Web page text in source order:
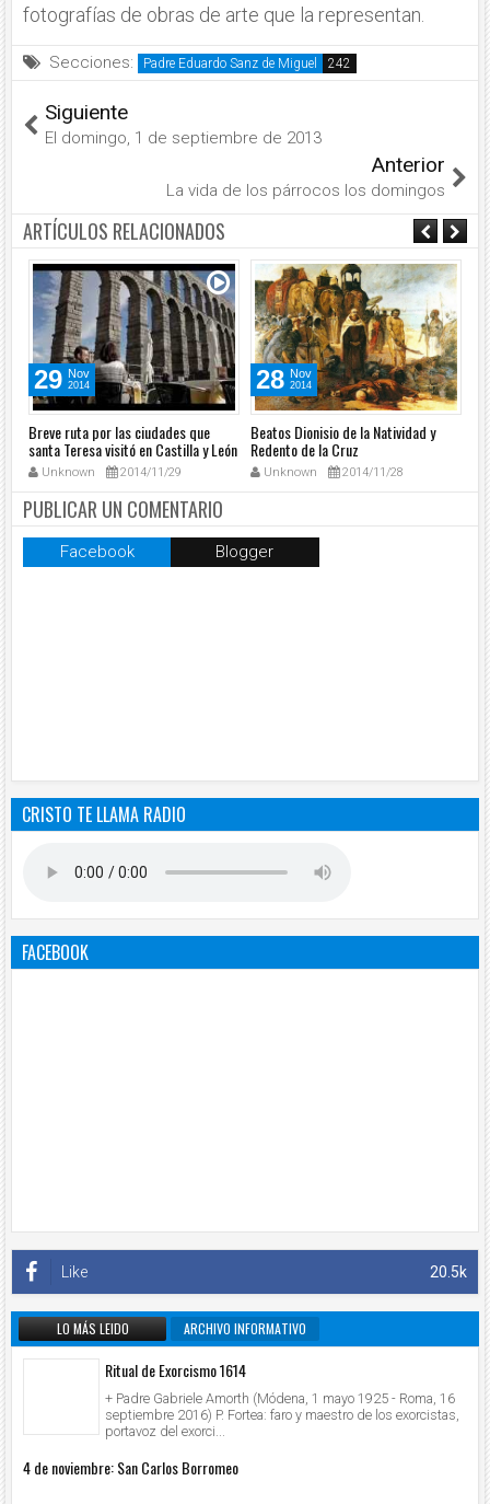
fotografías de obras de arte que la representan.
Secciones: Padre Eduardo Sanz de Miguel
Siguiente
El domingo, 1 de septiembre de 2013
Anterior
La vida de los párrocos los domingos
ARTÍCULOS RELACIONADOS
29 Nov
2014
Breve ruta por las ciudades que
santa Teresa visitó en Castilla y León
Unknown 2014/11/29
28 Nov
2014
Beatos Dionisio de la Natividad y
Redento de la Cruz
Unknown 2014/11/28
PUBLICAR UN COMENTARIO
Facebook Blogger
CRISTO TE LLAMA RADIO
FACEBOOK
20.5k
Like
LO MÁS LEIDO ARCHIVO INFORMATIVO
Ritual de Exorcismo 1614
+ Padre Gabriele Amorth (Módena, 1 mayo 1925 - Roma, 16
septiembre 2016) P. Fortea: faro y maestro de los exorcistas,
portavoz del exorci...
4 de noviembre: San Carlos Borromeo